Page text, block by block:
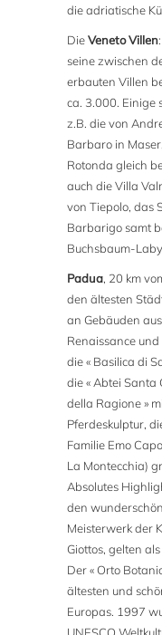
die adriatische
DieVeneto Villen
seine zwischen
erbauten Villen
ca. 3.000. Einige
z.B. die von
Barbaro in
Rotonda gleich
auch die Villa
von Tiepolo, das
Barbarigo samt
Buchsbaum-
Padua, 20 km
den ältesten
an Gebäuden
Renaissance
die « Basilica di
die « Abtei Santa
della Ragione »
Pferdeskulptur,
Familie Emo
La Montecchia)
Absolutes
den
Meisterwerk der
Giottos, gelten
Der « Orto
ältesten und
Europas. 1997